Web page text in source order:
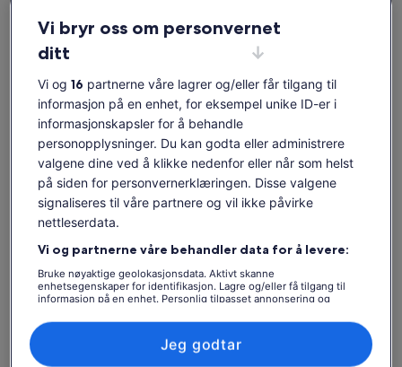
datoer
lør. 8. aug. man. 10. aug.
Vis billetter
Innholdet på denne siden kan være maskinoversatt.
Se originalteksten (engelsk)
Gi tilbakemelding på denne oversettelsenÅpnes
en
ny
fane
Hva som er inkludert og
ikke
Smak av lokale produkter
Bruk av individuelle radioguider koblet til den
medfølgende guiden for å garantere
Vi inkluderer ikke hodetelefoner. Du kan komme på
Vi bryr oss om personvernet
ditt
Vi og 16 partnerne våre lagrer og/eller får tilgang til
informasjon på en enhet, for eksempel unike ID-er i
informasjonskapsler for å behandle
personopplysninger. Du kan godta eller administrere
valgene dine ved å klikke nedenfor eller når som helst
på siden for personvernerklæringen. Disse valgene
signaliseres til våre partnere og vil ikke påvirke
nettleserdata.
Vi og partnerne våre behandler data for å levere:
Bruke nøyaktige geolokasjonsdata. Aktivt skanne
enhetsegenskaper for identifikasjon. Lagre og/eller få tilgang til
informasjon på en enhet. Personlig tilpasset annonsering og
og tjenesteutvikling.
Liste over partnere (leverandører)
Jeg godtar